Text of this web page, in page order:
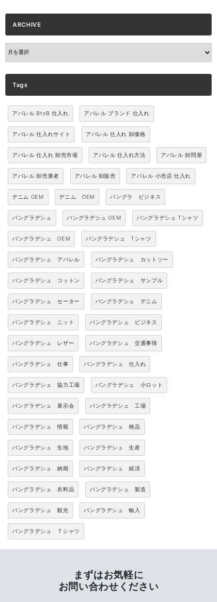
ARCHIVE
ARCHIVE
Tags
アパレル BtoB 仕入れ アパレル ブランド 仕入れ
アパレル 仕入れサイト アパレル 仕入れ 卸価格
アパレル 仕入れ 卸売市場 アパレル 仕入れ方法 アパレル 卸問屋
アパレル 卸売業者 アパレル 卸販売 アパレル 小売店 仕入れ
デニム OEM デニム OEM バングラ ビジネス
バングラデシュ バングラデシュ OEM バングラデシュ Tシャツ
バングラデシュ OEM バングラデシュ Tシャツ
バングラデシュ アパレル バングラデシュ カットソー
バングラデシュ コットン バングラデシュ サンプル
バングラデシュ セーター バングラデシュ デニム
バングラデシュ ニット バングラデシュ ビジネス
バングラデシュ レザー バングラデシュ 交通事情
バングラデシュ 仕事 バングラデシュ 仕入れ
バングラデシュ 協力工場 バングラデシュ 小ロット
バングラデシュ 展示会 バングラデシュ 工場
バングラデシュ 情報 バングラデシュ 検品
バングラデシュ 生地 バングラデシュ 生産
バングラデシュ 納期 バングラデシュ 経済
バングラデシュ 衣料品 バングラデシュ 製造
バングラデシュ 観光 バングラデシュ 輸入
バングラデシュ Ｔシャツ
まずはお気軽に
お問い合わせください